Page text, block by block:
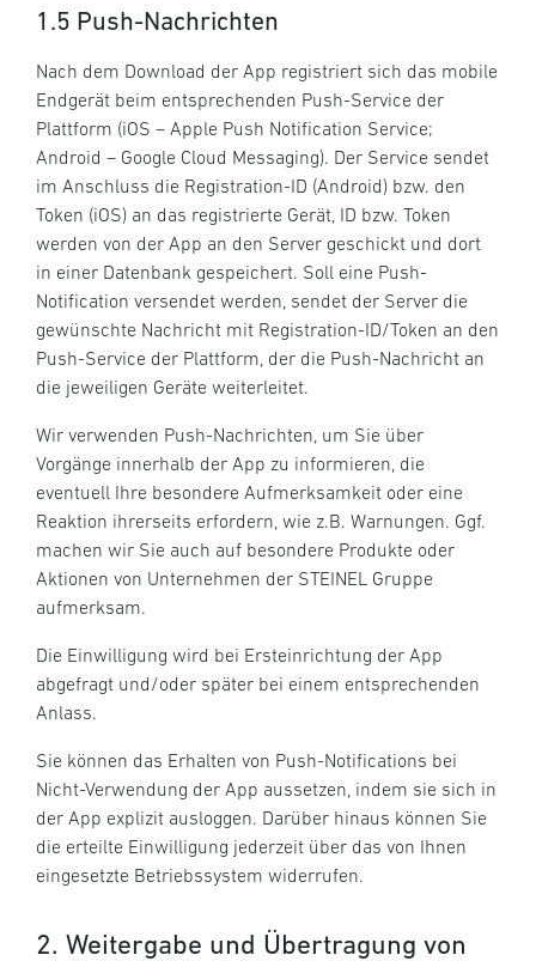
1.5 Push-Nachrichten
Nach dem Download der App registriert sich das mobile
Endgerät beim entsprechenden Push-Service der
Plattform (iOS – Apple Push Notification Service;
Android – Google Cloud Messaging). Der Service sendet
im Anschluss die Registration-ID (Android) bzw. den
Token (iOS) an das registrierte Gerät, ID bzw. Token
werden von der App an den Server geschickt und dort
in einer Datenbank gespeichert. Soll eine Push-
Notification versendet werden, sendet der Server die
gewünschte Nachricht mit Registration-ID/Token an den
Push-Service der Plattform, der die Push-Nachricht an
die jeweiligen Geräte weiterleitet.
Wir verwenden Push-Nachrichten, um Sie über
Vorgänge innerhalb der App zu informieren, die
eventuell Ihre besondere Aufmerksamkeit oder eine
Reaktion ihrerseits erfordern, wie z.B. Warnungen. Ggf.
machen wir Sie auch auf besondere Produkte oder
Aktionen von Unternehmen der STEINEL Gruppe
aufmerksam.
Die Einwilligung wird bei Ersteinrichtung der App
abgefragt und/oder später bei einem entsprechenden
Anlass.
Sie können das Erhalten von Push-Notifications bei
Nicht-Verwendung der App aussetzen, indem sie sich in
der App explizit ausloggen. Darüber hinaus können Sie
die erteilte Einwilligung jederzeit über das von Ihnen
eingesetzte Betriebssystem widerrufen.
2. Weitergabe und Übertragung von